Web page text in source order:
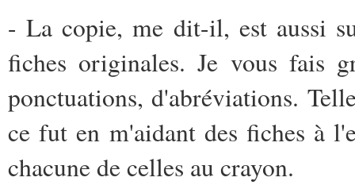
- La copie, me dit-il, est aussi
fiches originales. Je vous fais
ponctuations, d'abréviations.
ce fut en m'aidant des fiches à
chacune de celles au crayon.